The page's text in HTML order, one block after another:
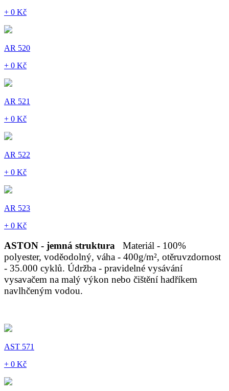
+ 0 Kč
AR 520
+ 0 Kč
AR 521
+ 0 Kč
AR 522
+ 0 Kč
AR 523
+ 0 Kč
ASTON - jemná struktura
Materiál - 100%
polyester, voděodolný, váha - 400g/m², otěruvzdornost
- 35.000 cyklů. Údržba - pravidelné vysávání
vysavačem na malý výkon nebo čištění hadříkem
navlhčeným vodou.
AST 571
+ 0 Kč